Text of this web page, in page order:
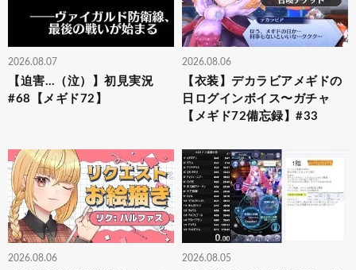
2026.08.07
【迫害…（泣）】初見実況
#68【メギド72】
2026.08.06
【衣装】デカラビアメギドの
日ログインボイス〜ガチャ
【メギド72備忘録】#33
2026.08.06 2026.08.05